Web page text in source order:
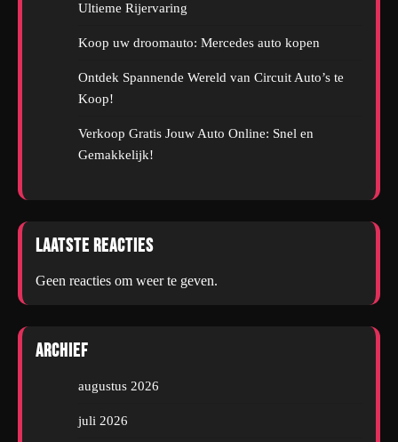
Ultieme Rijervaring
Koop uw droomauto: Mercedes auto kopen
Ontdek Spannende Wereld van Circuit Auto’s te
Koop!
Verkoop Gratis Jouw Auto Online: Snel en
Gemakkelijk!
Laatste reacties
Geen reacties om weer te geven.
Archief
augustus 2026
juli 2026